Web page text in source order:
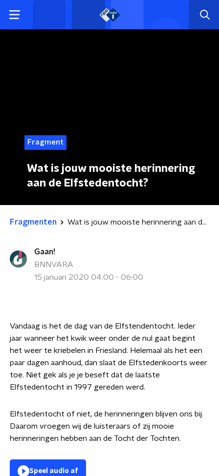
Fragment
Wat is jouw mooiste herinnering
aan de Elfstedentocht?
Fragmenten Wat is jouw mooiste herinnering aan de Elfstedentocht?
Gaan!
BNNVARA
15 januari 2020 04:00 - 06:00
Vandaag is het de dag van de Elfstendentocht. Ieder
jaar wanneer het kwik weer onder de nul gaat begint
het weer te kriebelen in Friesland. Helemaal als het een
paar dagen aanhoud, dan slaat de Elfstedenkoorts weer
toe. Niet gek als je je beseft dat de laatste
Elfstedentocht in 1997 gereden werd.
Elfstedentocht of niet, de herinneringen blijven ons bij.
Daarom vroegen wij de luisteraars of zij mooie
herinneringen hebben aan de Tocht der Tochten.
Speel audio af